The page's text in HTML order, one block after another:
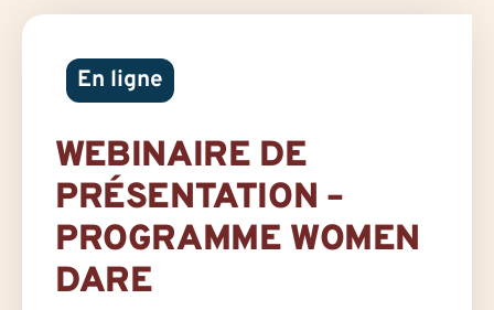
En ligne
WEBINAIRE DE
PRÉSENTATION –
PROGRAMME WOMEN
DARE